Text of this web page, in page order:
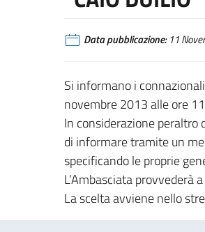
Data pubblicazione:11
Si informano i
novembre 2013 alle ore
In considerazione
di informare tramite un
specificando le proprie
L’Ambasciata provvederà
La scelta avviene nello